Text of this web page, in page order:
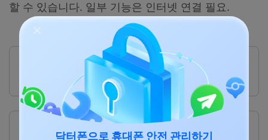
할 수 있습니다. 일부 기능은 인터넷 연결 필요.
강력한 가족 관리, GPS+지오펜싱, 맞춤형 앱 제한.
iOS와 Android 모두 지원, 혼합 기기 가족에게 적합.
단점
일부 기능은 연결이 항상 필요하며, 구독 기반.
닥터폰으로 휴대폰 안전 관리하기